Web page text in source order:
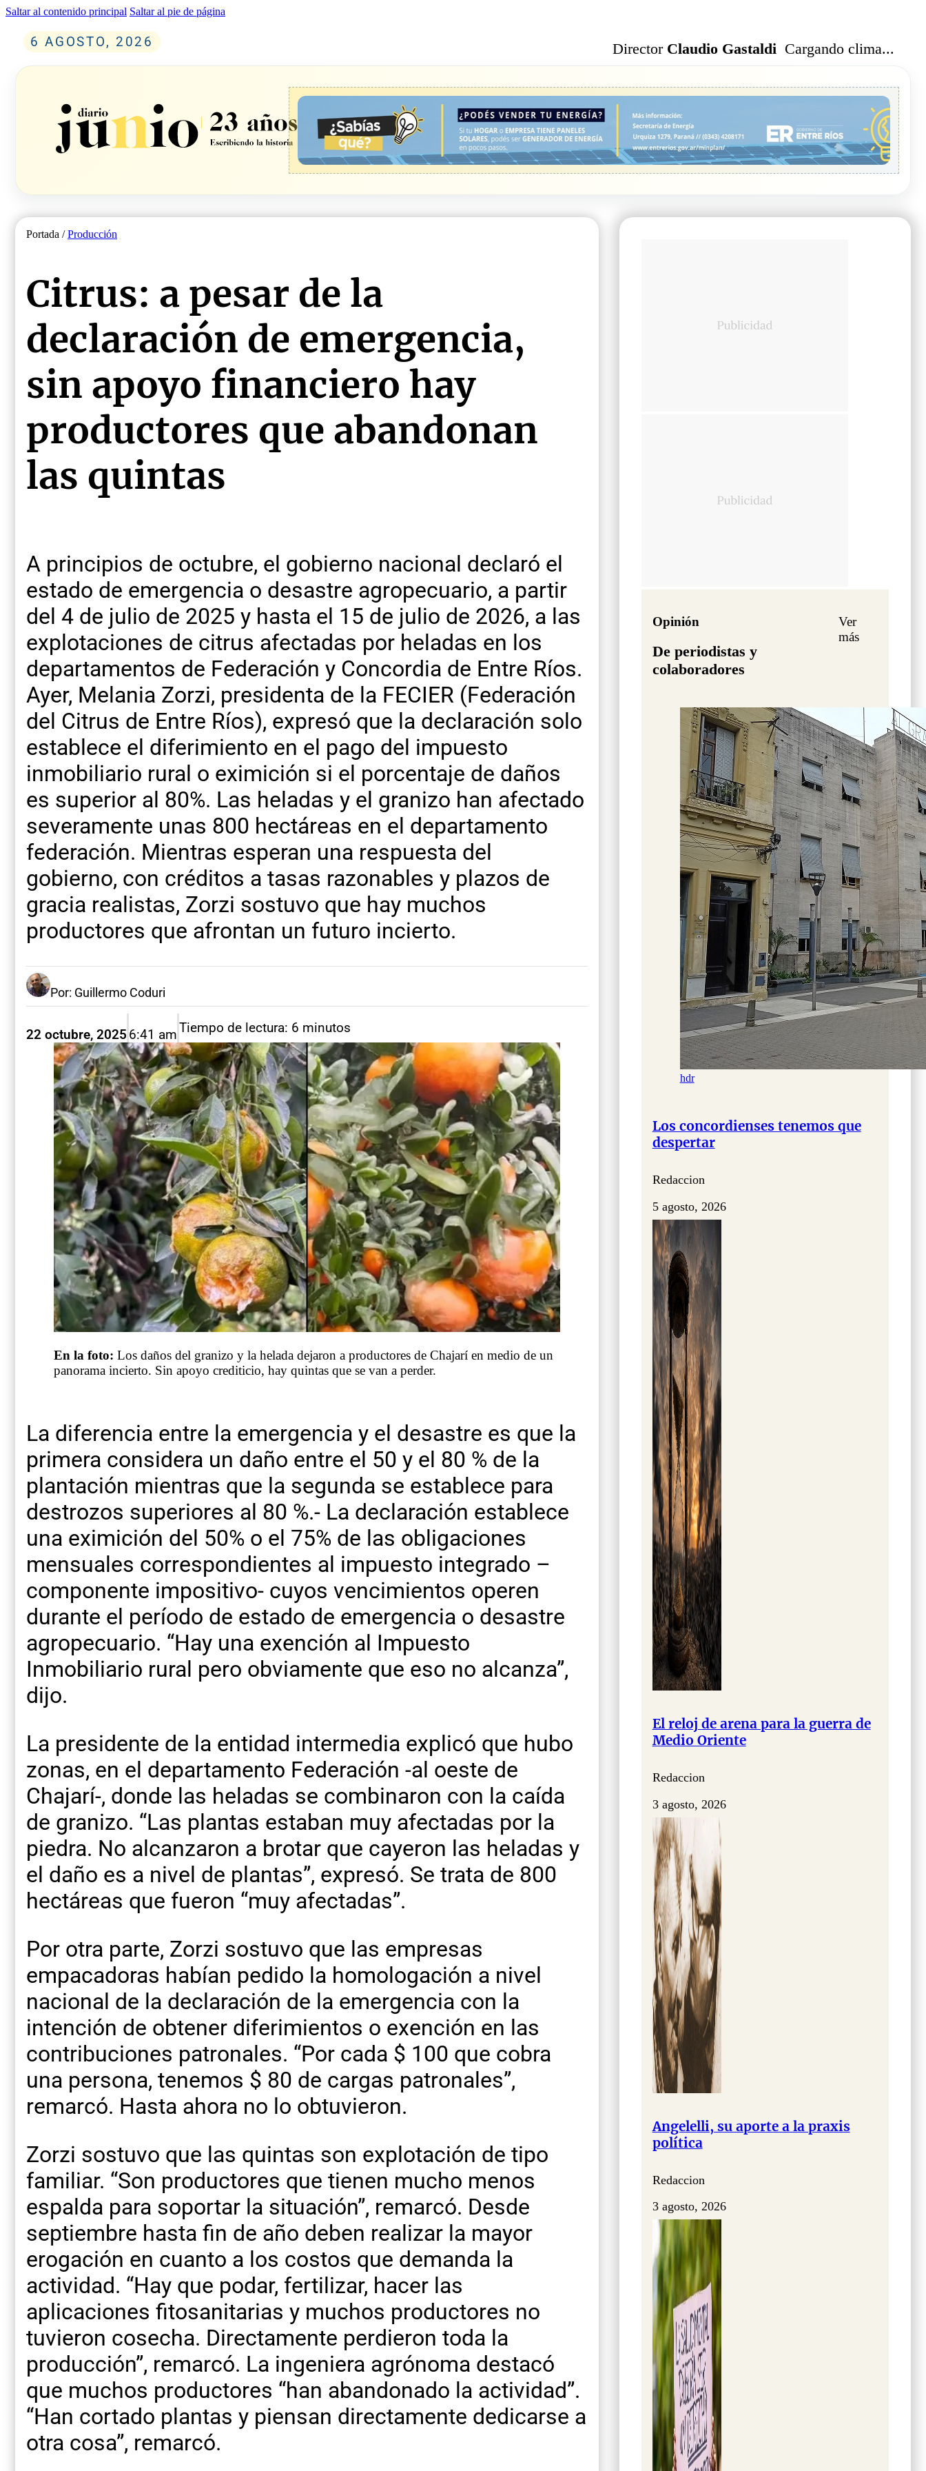
Saltar al contenido principal Saltar al pie de página
6 AGOSTO, 2026 Director Claudio Gastaldi Cargando clima...
Portada /Producción
Citrus: a pesar de la
declaración de emergencia,
sin apoyo financiero hay
productores que abandonan
las quintas
A principios de octubre, el gobierno nacional declaró el
estado de emergencia o desastre agropecuario, a partir
del 4 de julio de 2025 y hasta el 15 de julio de 2026, a las
explotaciones de citrus afectadas por heladas en los
departamentos de Federación y Concordia de Entre Ríos.
Ayer, Melania Zorzi, presidenta de la FECIER (Federación
del Citrus de Entre Ríos), expresó que la declaración solo
establece el diferimiento en el pago del impuesto
inmobiliario rural o eximición si el porcentaje de daños
es superior al 80%. Las heladas y el granizo han afectado
severamente unas 800 hectáreas en el departamento
federación. Mientras esperan una respuesta del
gobierno, con créditos a tasas razonables y plazos de
gracia realistas, Zorzi sostuvo que hay muchos
productores que afrontan un futuro incierto.
Por: Guillermo Coduri
22 octubre, 2025 6:41 amTiempo de lectura: 6 minutos
En la foto: Los daños del granizo y la helada dejaron a productores de Chajarí en medio de un
panorama incierto. Sin apoyo crediticio, hay quintas que se van a perder.
La diferencia entre la emergencia y el desastre es que la
primera considera un daño entre el 50 y el 80 % de la
plantación mientras que la segunda se establece para
destrozos superiores al 80 %.- La declaración establece
una eximición del 50% o el 75% de las obligaciones
mensuales correspondientes al impuesto integrado –
componente impositivo- cuyos vencimientos operen
durante el período de estado de emergencia o desastre
agropecuario. “Hay una exención al Impuesto
Inmobiliario rural pero obviamente que eso no alcanza”,
dijo.
La presidente de la entidad intermedia explicó que hubo
zonas, en el departamento Federación -al oeste de
Chajarí-, donde las heladas se combinaron con la caída
de granizo. “Las plantas estaban muy afectadas por la
piedra. No alcanzaron a brotar que cayeron las heladas y
el daño es a nivel de plantas”, expresó. Se trata de 800
hectáreas que fueron “muy afectadas”.
Por otra parte, Zorzi sostuvo que las empresas
empacadoras habían pedido la homologación a nivel
nacional de la declaración de la emergencia con la
intención de obtener diferimientos o exención en las
contribuciones patronales. “Por cada $ 100 que cobra
una persona, tenemos $ 80 de cargas patronales”,
remarcó. Hasta ahora no lo obtuvieron.
Zorzi sostuvo que las quintas son explotación de tipo
familiar. “Son productores que tienen mucho menos
espalda para soportar la situación”, remarcó. Desde
septiembre hasta fin de año deben realizar la mayor
erogación en cuanto a los costos que demanda la
actividad. “Hay que podar, fertilizar, hacer las
aplicaciones fitosanitarias y muchos productores no
tuvieron cosecha. Directamente perdieron toda la
producción”, remarcó. La ingeniera agrónoma destacó
que muchos productores “han abandonado la actividad”.
“Han cortado plantas y piensan directamente dedicarse a
otra cosa”, remarcó.
Opinión
De periodistas y
colaboradores
Ver
más
hdr
Los concordienses tenemos que
despertar
Redaccion
5 agosto, 2026
El reloj de arena para la guerra de
Medio Oriente
Redaccion
3 agosto, 2026
Angelelli, su aporte a la praxis
política
Redaccion
3 agosto, 2026